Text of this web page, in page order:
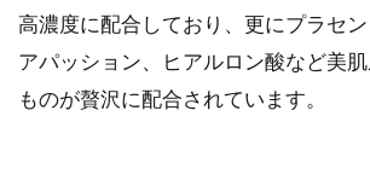
高濃度に配合しており、更にプラセ
アパッション、ヒアルロン酸など美
ものが贅沢に配合されています。